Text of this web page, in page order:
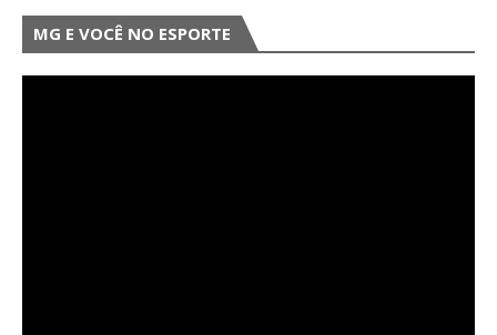
MG E VOCÊ NO ESPORTE